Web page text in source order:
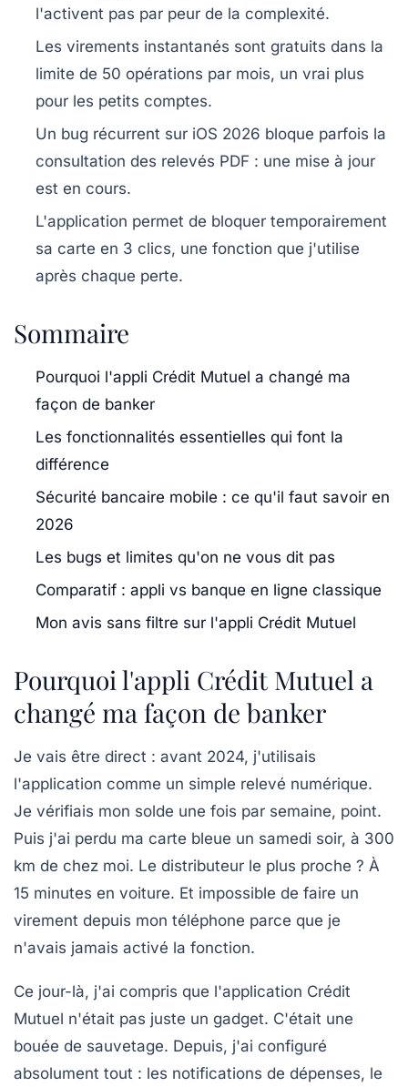
l'activent pas par peur de la complexité.
Les virements instantanés sont gratuits dans la
limite de 50 opérations par mois, un vrai plus
pour les petits comptes.
Un bug récurrent sur iOS 2026 bloque parfois la
consultation des relevés PDF : une mise à jour
est en cours.
L'application permet de bloquer temporairement
sa carte en 3 clics, une fonction que j'utilise
après chaque perte.
Sommaire
Pourquoi l'appli Crédit Mutuel a changé ma
façon de banker
Les fonctionnalités essentielles qui font la
différence
Sécurité bancaire mobile : ce qu'il faut savoir en
2026
Les bugs et limites qu'on ne vous dit pas
Comparatif : appli vs banque en ligne classique
Mon avis sans filtre sur l'appli Crédit Mutuel
Pourquoi l'appli Crédit Mutuel a
changé ma façon de banker
Je vais être direct : avant 2024, j'utilisais
l'application comme un simple relevé numérique.
Je vérifiais mon solde une fois par semaine, point.
Puis j'ai perdu ma carte bleue un samedi soir, à 300
km de chez moi. Le distributeur le plus proche ? À
15 minutes en voiture. Et impossible de faire un
virement depuis mon téléphone parce que je
n'avais jamais activé la fonction.
Ce jour-là, j'ai compris que l'application Crédit
Mutuel n'était pas juste un gadget. C'était une
bouée de sauvetage. Depuis, j'ai configuré
absolument tout : les notifications de dépenses, le